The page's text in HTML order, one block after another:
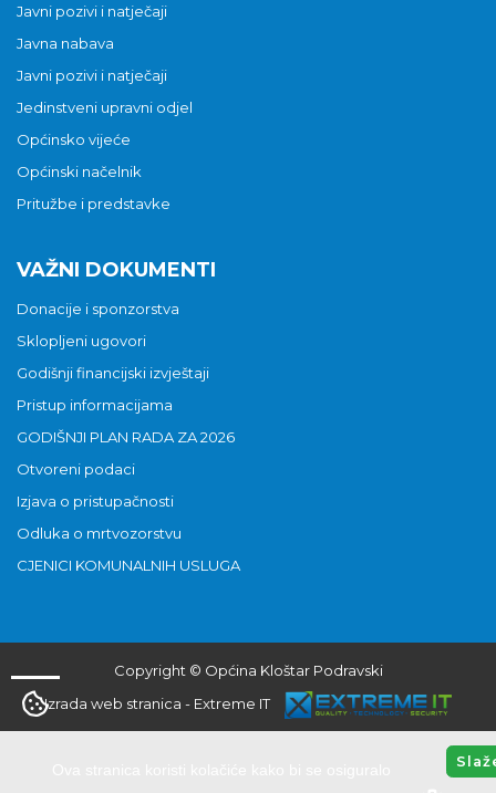
Javni pozivi i natječaji
Javna nabava
Javni pozivi i natječaji
Jedinstveni upravni odjel
Općinsko vijeće
Općinski načelnik
Pritužbe i predstavke
VAŽNI DOKUMENTI
Donacije i sponzorstva
Sklopljeni ugovori
Godišnji financijski izvještaji
Pristup informacijama
GODIŠNJI PLAN RADA ZA 2026
Otvoreni podaci
Izjava o pristupačnosti
Odluka o mrtvozorstvu
CJENICI KOMUNALNIH USLUGA
Copyright © Općina Kloštar Podravski
Izrada web stranica - Extreme IT